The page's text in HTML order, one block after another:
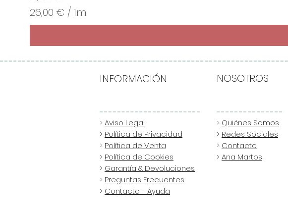
26,00 € / 1m
2
,
0
INFORMACIÓN
>Aviso Legal
> Política de Privacidad
> Política de Venta
> Política de Cookies
> Garantía & Devoluciones
> Preguntas Frecuentes
> Contacto - Ayuda
NOSOTROS
> Quiénes Somos
> Redes Sociales
> Contacto
>Ana Martos